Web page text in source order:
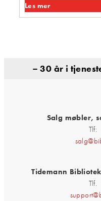
Les mer
– 30 år i
Salg møbler,
Tidemann